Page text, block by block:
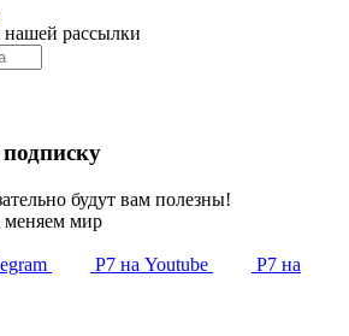
нашей рассылки
будут вам полезны!
меняем мир
Р7 на Youtube Р7 на